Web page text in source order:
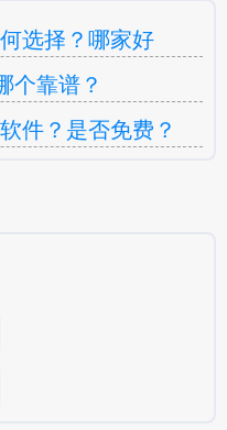
选择？哪家好
个靠谱？
件？是否免费？